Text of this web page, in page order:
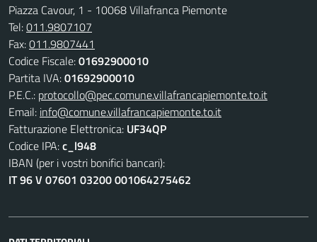
Piazza Cavour, 1 - 10068 Villafranca Piemonte
Tel:011.9807107
Fax:011.9807441
Codice Fiscale:01692900010
Partita IVA:01692900010
P.E.C.: protocollo@pec.comune.villafrancapiemonte.to.it
Email: info@comune.villafrancapiemonte.to.it
Fatturazione Elettronica: UF34QP
Codice IPA:c_l948
IBAN (per i vostri bonifici bancari):
IT 96 V 07601 03200 001064275462